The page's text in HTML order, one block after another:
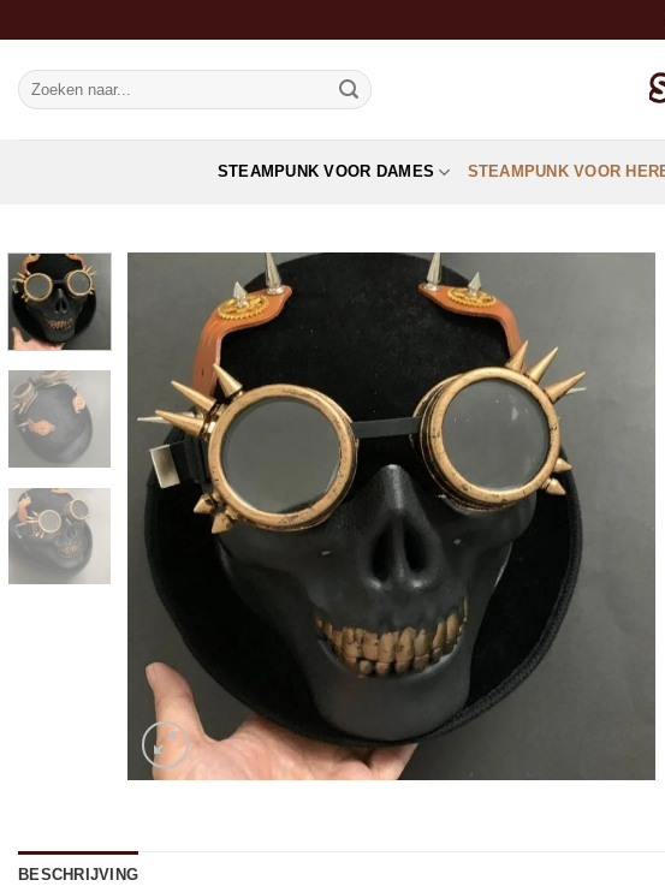
naar
inhoud
Zoeken
naar:
STEAMPUNK VOOR DAMES STEAMPUNK VOOR
BESCHRIJVING